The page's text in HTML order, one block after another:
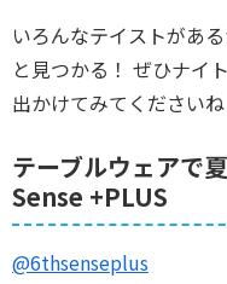
いろんなテイストがあ
と見つかる！ ぜひナイ
出かけてみてくださいね
テーブルウェアで
Sense +PLUS
@6thsenseplus